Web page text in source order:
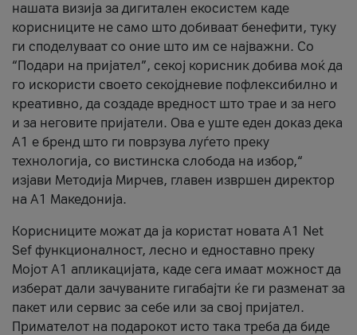
нашата визија за дигитален екосистем каде
корисниците не само што добиваат бенефити, туку
ги споделуваат со оние што им се најважни. Со
“Подари на пријател”, секој корисник добива моќ да
го искористи своето секојдневие пофлексибилно и
креативно, да создаде вредност што трае и за него
и за неговите пријатели. Ова е уште еден доказ дека
А1 е бренд што ги поврзува луѓето преку
технологија, со вистинска слобода на избор,“
изјави Методија Мирчев, главен извршен директор
на А1 Македонија.
Корисниците можат да ја користат новата А1 Net
Sef функционалност, лесно и едноставно преку
Мојот А1 апликацијата, каде сега имаат можност да
изберат дали зачуваните гигабајти ќе ги разменат за
пакет или сервис за себе или за свој пријател.
Примателот на подарокот исто така треба да биде